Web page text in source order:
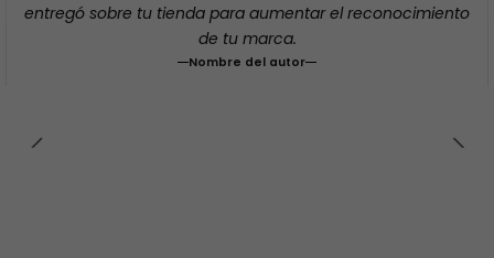
entregó sobre tu tienda para aumentar el reconocimiento
de tu marca.
Nombre del autor